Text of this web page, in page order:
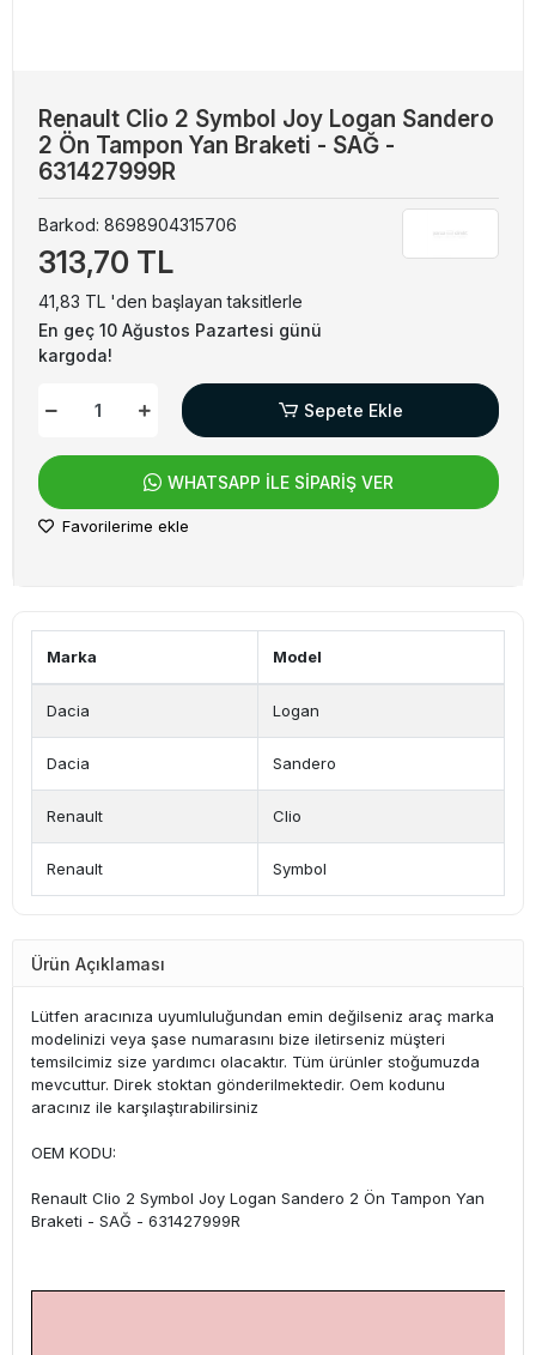
Renault Clio 2 Symbol Joy Logan Sandero
2 Ön Tampon Yan Braketi - SAĞ -
631427999R
Barkod: 8698904315706
313,70 TL
41,83 TL 'den başlayan taksitlerle
En geç 10 Ağustos Pazartesi günü
kargoda!
Sepete Ekle
WHATSAPP İLE SİPARİŞ VER
Favorilerime ekle
Marka Model
Dacia Logan
Dacia Sandero
Renault Clio
Renault Symbol
Ürün Açıklaması
Lütfen aracınıza uyumluluğundan emin değilseniz araç marka
modelinizi veya şase numarasını bize iletirseniz müşteri
temsilcimiz size yardımcı olacaktır. Tüm ürünler stoğumuzda
mevcuttur. Direk stoktan gönderilmektedir. Oem kodunu
aracınız ile karşılaştırabilirsiniz
OEM KODU:
Renault Clio 2 Symbol Joy Logan Sandero 2 Ön Tampon Yan
Braketi - SAĞ - 631427999R